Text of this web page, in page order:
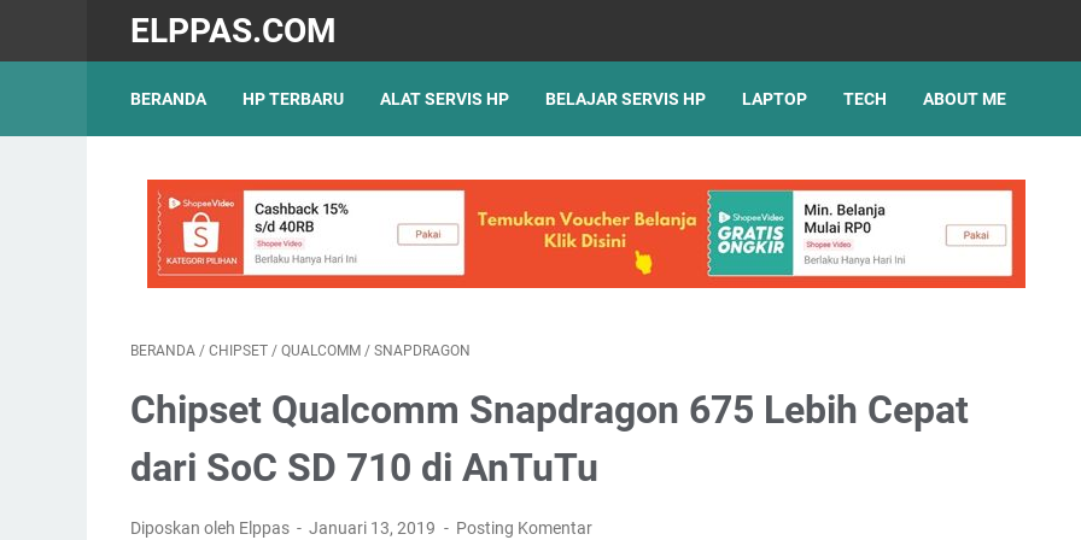
ELPPAS.COM
BERANDA HP TERBARU ALAT SERVIS HP BELAJAR SERVIS HP LAPTOP TECH ABOUT ME
BERANDA / CHIPSET / QUALCOMM / SNAPDRAGON
Chipset Qualcomm Snapdragon 675 Lebih Cepat
dari SoC SD 710 di AnTuTu
Diposkan oleh Elppas Januari 13, 2019 Posting Komentar